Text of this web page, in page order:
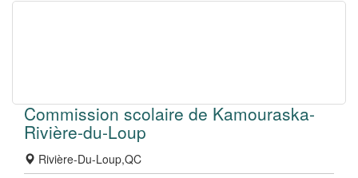
Commission scolaire de Kamouraska-
Rivière-du-Loup
Rivière-Du-Loup,QC